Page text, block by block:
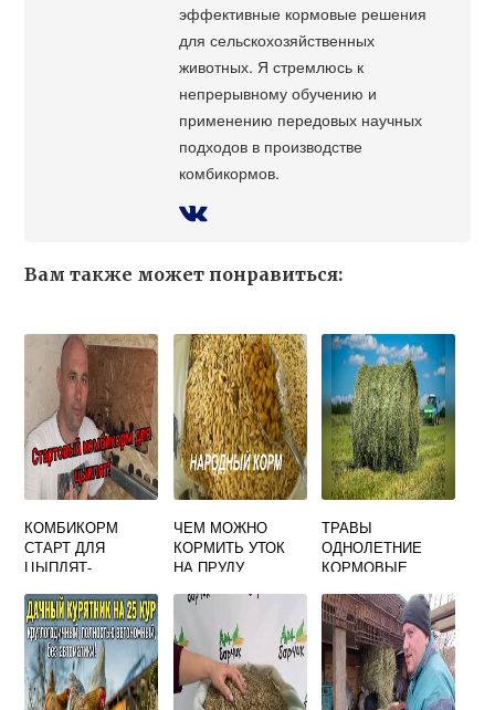
эффективные кормовые решения
для сельскохозяйственных
животных. Я стремлюсь к
непрерывному обучению и
применению передовых научных
подходов в производстве
комбикормов.
Вам также может понравиться:
КОМБИКОРМ
СТАРТ ДЛЯ
ЦЫПЛЯТ-
0 (ОТ 0 ДО 10
ДНЕЙ)
СМОЛЕНСКИЙ
КХП ЦЕНА,
СОСТАВ
ЧЕМ МОЖНО
КОРМИТЬ УТОК
НА ПРУДУ
ТРАВЫ
ОДНОЛЕТНИЕ
КОРМОВЫЕ